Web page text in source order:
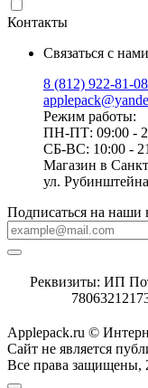
Контакты
Связаться с нами
8 (812) 922-81-08
Режим работы:
ПН-ПТ: 09:00 -
СБ-ВС: 10:00 -
Магазин в
ул.
Подписаться на наши
Реквизиты: ИП
Applepack.ru ©
Cайт не является
Все права защищены,